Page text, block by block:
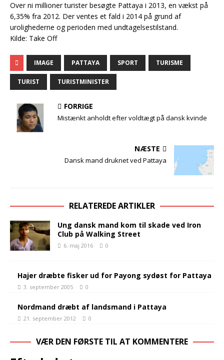
Over ni millioner turister besøgte Pattaya i 2013, en vækst‍‌​‌​​‌‌‌‌‌‌​‌​‌​​​​​​‌​‌​‌​​​​​‌​​​​‌‌​‌‌​​‌‌‌‌‌​​‌​‌‌‌‌​‌‌​‌‌‌​‍ på
6,35% fra 2012. Der ventes et fald i 2014 på grund‍‌​‌​​‌‌‌‌‌‌​‌​‌​​​​​​‌​‌​‌​​​​​‌​​​​‌‌​‌‌​​‌‌‌‌‌​​‌​‌‌‌‌​‌‌​‌‌‌​‍ af
urolighederne og perioden med undtagelsestilstand.
Kilde: Take Off
IMAGE PATTAYA SPORT TURISME
TURIST TURISTMINISTER
FORRIGE
Mistænkt anholdt efter voldtægt på dansk kvinde
NÆSTE
Dansk mand druknet ved Pattaya
RELATEREDE ARTIKLER
Ung dansk mand kom til skade ved Iron
Club på Walking Street
6. maj 2016 0
Hajer dræbte fisker ud for Payong sydøst for Pattaya
3. september 2005 0
Nordmand dræbt af landsmand i Pattaya
21. september 2012 0
VÆR DEN FØRSTE TIL AT KOMMENTERE